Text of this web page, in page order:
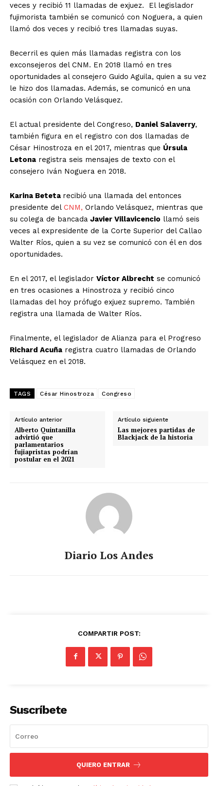
veces y recibió 11 llamadas de exjuez. El legislador
fujimorista también se comunicó con Noguera, a quien
llamó dos veces y recibió tres llamadas suyas.
Becerril es quien más llamadas registra con los
exconsejeros del CNM. En 2018 llamó en tres
oportunidades al consejero Guido Aguila, quien a su vez
le hizo dos llamadas. Además, se comunicó en una
ocasión con Orlando Velásquez.
El actual presidente del Congreso, Daniel Salaverry,
también figura en el registro con dos llamadas de
César Hinostroza en el 2017, mientras que Úrsula
Letona registra seis mensajes de texto con el
consejero Iván Noguera en 2018.
Karina Beteta recibió una llamada del entonces
presidente del CNM, Orlando Velásquez, mientras que
su colega de bancada Javier Villavicencio llamó seis
veces al expresidente de la Corte Superior del Callao
Walter Ríos, quien a su vez se comunicó con él en dos
oportunidades.
En el 2017, el legislador Víctor Albrecht se comunicó
en tres ocasiones a Hinostroza y recibió cinco
llamadas del hoy prófugo exjuez supremo. También
registra una llamada de Walter Ríos.
Finalmente, el legislador de Alianza para el Progreso
Richard Acuña registra cuatro llamadas de Orlando
Velásquez en el 2018.
TAGS César Hinostroza Congreso
Artículo anterior
Alberto Quintanilla
advirtió que
parlamentarios
fujiapristas podrían
postular en el 2021
Artículo siguiente
Las mejores partidas de
Blackjack de la historia
Diario Los Andes
COMPARTIR POST:
Suscríbete
QUIERO ENTRAR